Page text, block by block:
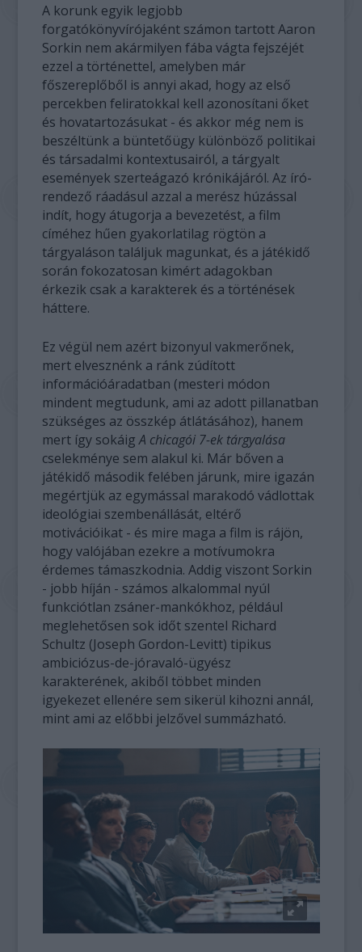
A korunk egyik legjobb
forgatókönyvírójaként számon tartott Aaron
Sorkin nem akármilyen fába vágta fejszéjét
ezzel a történettel, amelyben már
főszereplőből is annyi akad, hogy az első
percekben feliratokkal kell azonosítani őket
és hovatartozásukat - és akkor még nem is
beszéltünk a büntetőügy különböző politikai
és társadalmi kontextusairól, a tárgyalt
események szerteágazó krónikájáról. Az író-
rendező ráadásul azzal a merész húzással
indít, hogy átugorja a bevezetést, a film
címéhez hűen gyakorlatilag rögtön a
tárgyaláson találjuk magunkat, és a játékidő
során fokozatosan kimért adagokban
érkezik csak a karakterek és a történések
háttere.
Ez végül nem azért bizonyul vakmerőnek,
mert elvesznénk a ránk zúdított
információáradatban (mesteri módon
mindent megtudunk, ami az adott pillanatban
szükséges az összkép átlátásához), hanem
mert így sokáigA chicagói 7-ek tárgyalása
cselekménye sem alakul ki. Már bőven a
játékidő második felében járunk, mire igazán
megértjük az egymással marakodó vádlottak
ideológiai szembenállását, eltérő
motivációikat - és mire maga a film is rájön,
hogy valójában ezekre a motívumokra
érdemes támaszkodnia. Addig viszont Sorkin
- jobb híján - számos alkalommal nyúl
funkciótlan zsáner-mankókhoz, például
meglehetősen sok időt szentel Richard
Schultz (Joseph Gordon-Levitt) tipikus
ambiciózus-de-jóravaló-ügyész
karakterének, akiből többet minden
igyekezet ellenére sem sikerül kihozni annál,
mint ami az előbbi jelzővel summázható.